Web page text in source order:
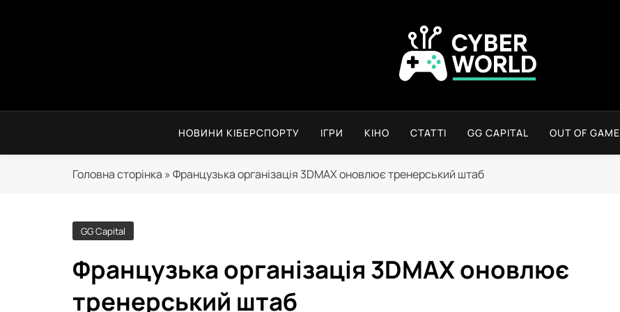
Сyber World
НОВИНИ КІБЕРСПОРТУ ІГРИ КІНО СТАТТІ GG CAPITAL OUT OF GAME
Головна сторінка » Французька організація 3DMAX оновлює тренерський штаб
GG Capital
Французька організація 3DMAX оновлює
тренерський штаб